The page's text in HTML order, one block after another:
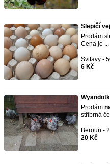
Slepičí
Prodám
Cena je ...
Svitavy -
6 Kč
Prodám
stříbrná
Beroun -
20 Kč